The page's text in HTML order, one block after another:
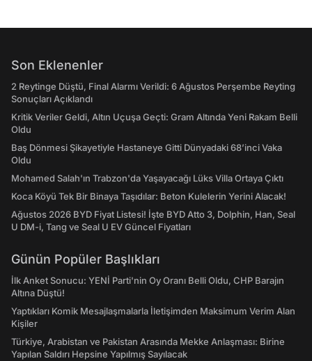
Son Eklenenler
2 Reytinge Düştü, Final Alarmı Verildi: 6 Ağustos Perşembe Reyting
Sonuçları Açıklandı
Kritik Veriler Geldi, Altın Uçuşa Geçti: Gram Altında Yeni Rakam Belli
Oldu
Baş Dönmesi Şikayetiyle Hastaneye Gitti Dünyadaki 68’inci Vaka
Oldu
Mohamed Salah'ın Trabzon'da Yaşayacağı Lüks Villa Ortaya Çıktı
Koca Köyü Tek Bir Binaya Taşıdılar: Beton Kulelerin Yerini Alacak!
Ağustos 2026 BYD Fiyat Listesi! İşte BYD Atto 3, Dolphin, Han, Seal
U DM-i, Tang ve Seal U EV Güncel Fiyatları
Günün Popüler Başlıkları
İlk Anket Sonucu: YENİ Parti'nin Oy Oranı Belli Oldu, CHP Barajın
Altına Düştü!
Yaptıkları Komik Mesajlaşmalarla İletişimden Maksimum Verim Alan
Kişiler
Türkiye, Arabistan ve Pakistan Arasında Mekke Anlaşması: Birine
Yapılan Saldırı Hepsine Yapılmış Sayılacak